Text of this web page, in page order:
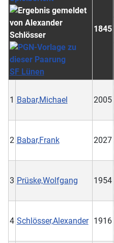
SF Lünen
1845
1 Babar,Michael 2005
2 Babar,Frank 2027
3 Prüske,Wolfgang 1954
4 Schlösser,Alexander 1916